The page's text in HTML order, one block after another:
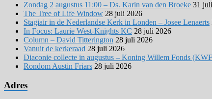
Zondag 2 augustus 11:00 – Ds. Karin van den Broeke 31
The Tree of Life Window 28 juli 2026
Stagiair in de Nederlandse Kerk in Londen – Josee Lenaerts
In Focus: Laurie West-Knights KC 28 juli 2026
Column – David Titterington 28 juli 2026
Vanuit de kerkeraad 28 juli 2026
Diaconie collecte in augustus – Koning Willem Fonds
Rondom Austin Friars 28 juli 2026
Adres